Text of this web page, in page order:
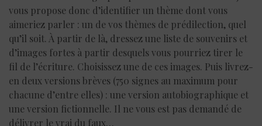
vous propose donc d’identifier un thème dont vous
aimeriez parler : un de vos thèmes de prédilection, quel
qu’il soit. À partir de là, dressez une liste de souvenirs et
d’images fortes à partir desquels vous pourriez tirer le
fil de l’écriture. Choisissez une de ces images. Puis livrez-
en deux versions brèves (750 signes au maximum pour
chacune d’entre elles) : une version autobiographique et
une version fictionnelle. Il ne vous est pas demandé de
délivrer le vrai du faux…